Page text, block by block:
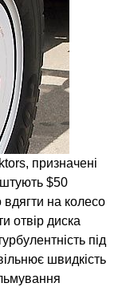
призначені
$50
на колесо
отвір диска
під
швидкість